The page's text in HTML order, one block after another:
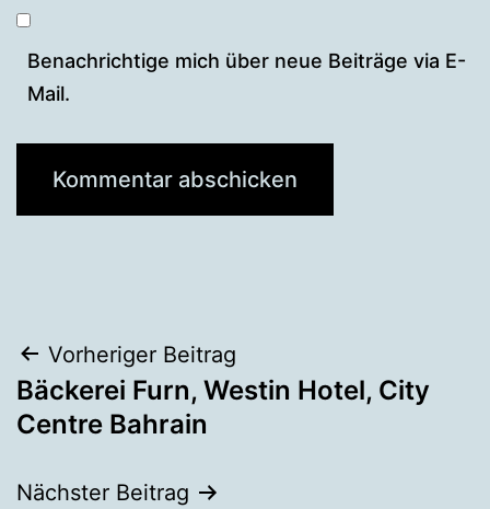
Benachrichtige mich über neue Beiträge via E-
Mail.
Beitragsnavigation
Vorheriger Beitrag
Bäckerei Furn, Westin Hotel, City
Centre Bahrain
Nächster Beitrag